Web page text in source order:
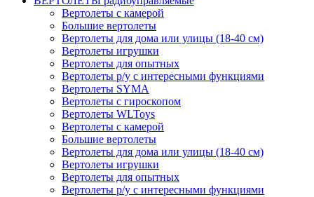
Вертолеты с камерой
Большие вертолеты
Вертолеты для дома или улицы (18-40 см)
Вертолеты игрушки
Вертолеты для опытных
Вертолеты р/у с интересными функциями
Вертолеты SYMA
Вертолеты с гироскопом
Вертолеты WLToys
Вертолеты с камерой
Большие вертолеты
Вертолеты для дома или улицы (18-40 см)
Вертолеты игрушки
Вертолеты для опытных
Вертолеты р/у с интересными функциями